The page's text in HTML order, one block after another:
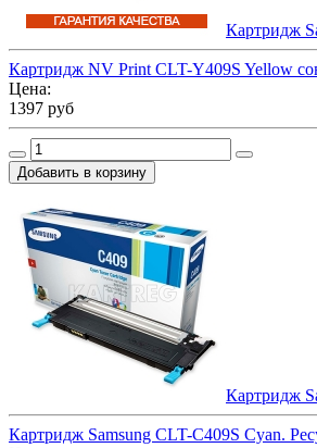
Картридж
Картридж NV Print CLT-Y409S Yellow
Цена:
1397 руб
Картридж
Картридж Samsung CLT-C409S Cyan.